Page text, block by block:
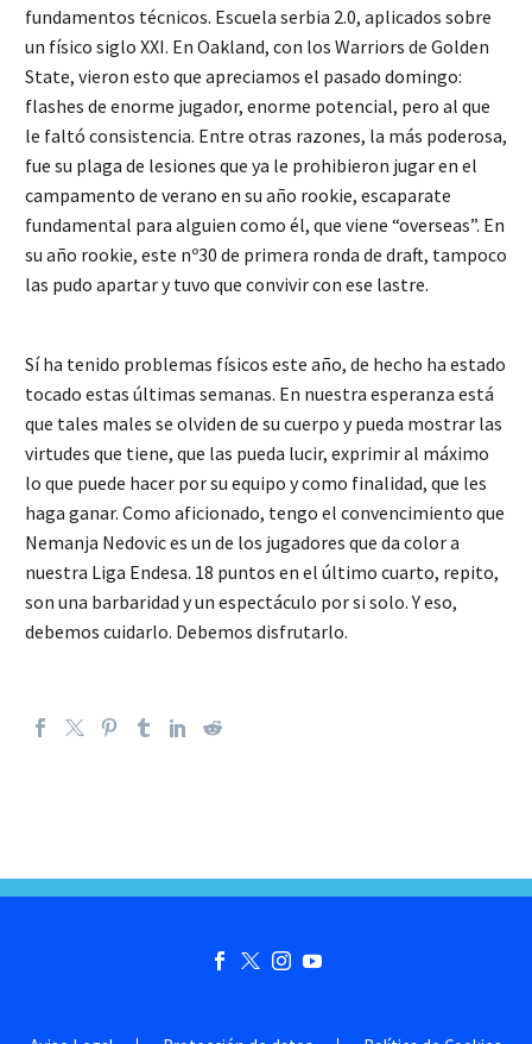
fundamentos técnicos. Escuela serbia 2.0, aplicados sobre
un físico siglo XXI. En Oakland, con los Warriors de Golden
State, vieron esto que apreciamos el pasado domingo:
flashes de enorme jugador, enorme potencial, pero al que
le faltó consistencia. Entre otras razones, la más poderosa,
fue su plaga de lesiones que ya le prohibieron jugar en el
campamento de verano en su año rookie, escaparate
fundamental para alguien como él, que viene “overseas”. En
su año rookie, este nº30 de primera ronda de draft, tampoco
las pudo apartar y tuvo que convivir con ese lastre.
Sí ha tenido problemas físicos este año, de hecho ha estado
tocado estas últimas semanas. En nuestra esperanza está
que tales males se olviden de su cuerpo y pueda mostrar las
virtudes que tiene, que las pueda lucir, exprimir al máximo
lo que puede hacer por su equipo y como finalidad, que les
haga ganar. Como aficionado, tengo el convencimiento que
Nemanja Nedovic es un de los jugadores que da color a
nuestra Liga Endesa. 18 puntos en el último cuarto, repito,
son una barbaridad y un espectáculo por si solo. Y eso,
debemos cuidarlo. Debemos disfrutarlo.